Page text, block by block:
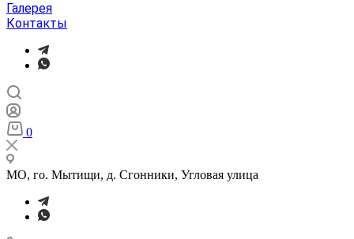
Галерея
Контакты
0
МО, го. Мытищи, д. Сгонники, Угловая улица